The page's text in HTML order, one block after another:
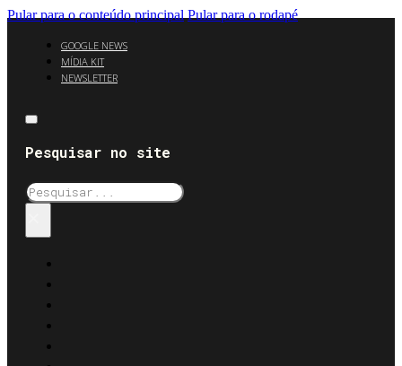
Pular para o conteúdo principal Pular para o rodapé
GOOGLE NEWS
MÍDIA KIT
NEWSLETTER
Pesquisar no site
Pesquisar